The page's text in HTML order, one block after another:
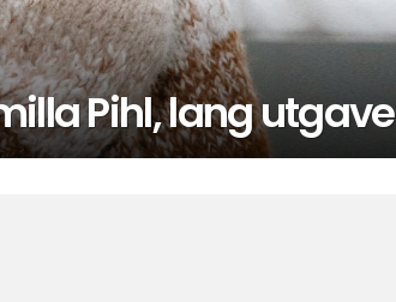
Pihl, lang utgave